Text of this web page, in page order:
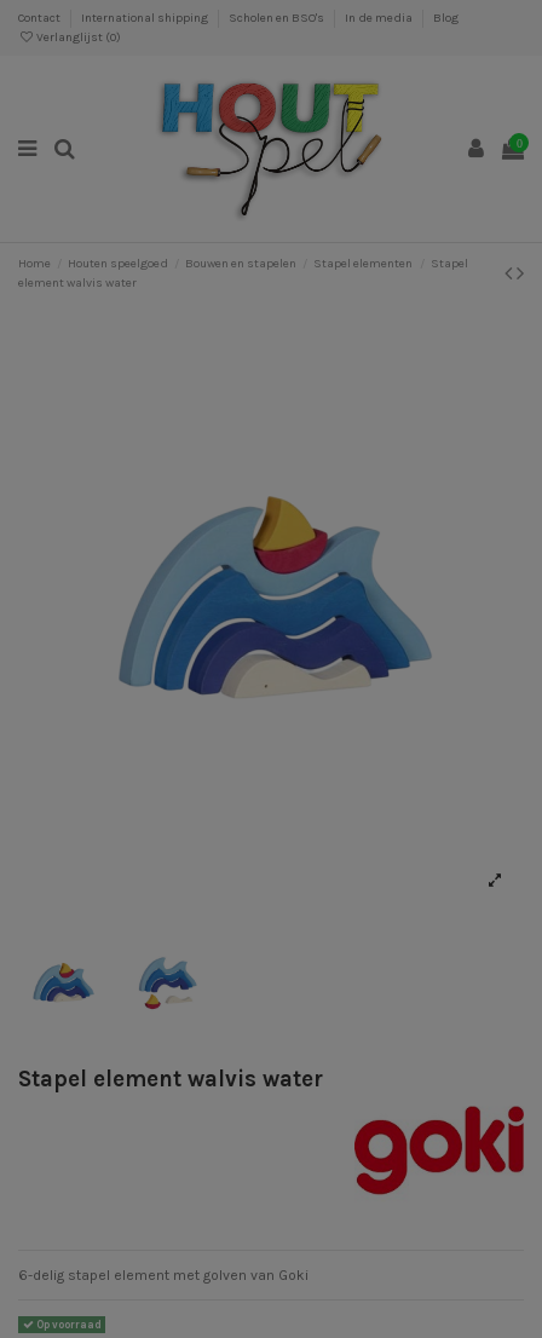
Contact International shipping Scholen en BSO's In de media
Blog
Verlanglijst (0)
0
Home Houten speelgoed Bouwen en stapelen Stapel elementen
Stapel
element walvis water
Stapel element walvis water
6-delig stapel element met golven van Goki
Op voorraad